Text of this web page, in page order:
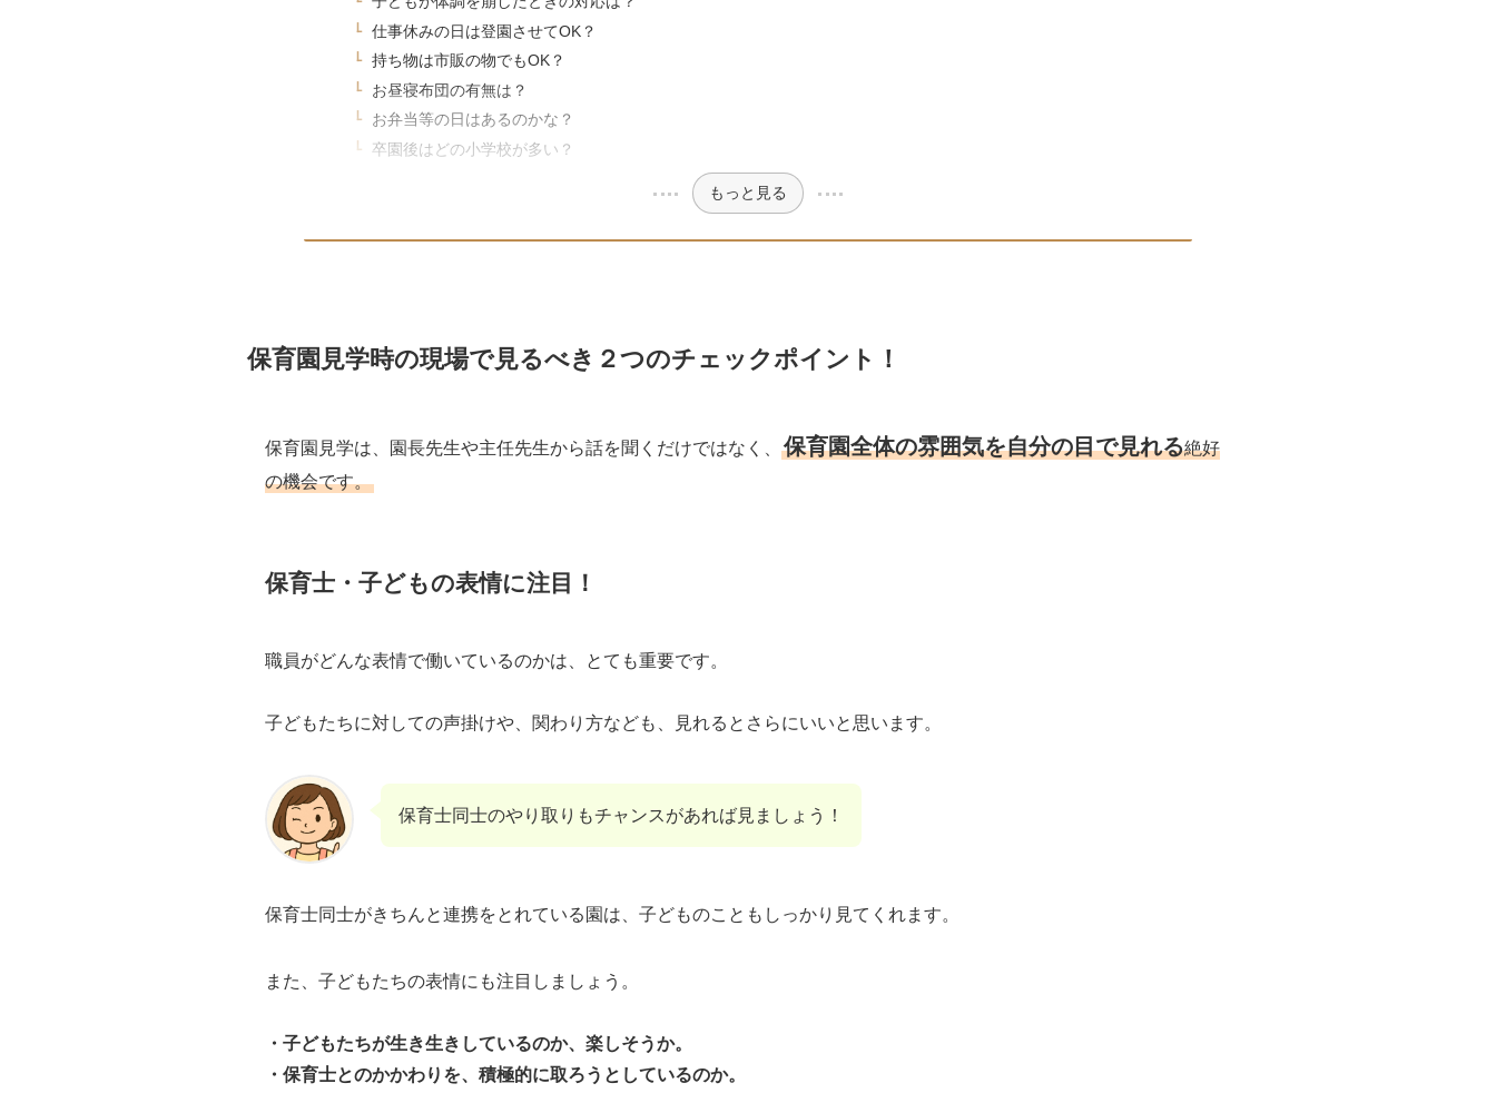
仕事休みの日は登園させてOK？
持ち物は市販の物でもOK？
お昼寝布団の有無は？
お弁当等の日はあるのかな？
卒園後はどの小学校が多い？
もっと見る
保育園見学時の現場で見るべき２つのチェックポイント！
保育園見学は、園長先生や主任先生から話を聞くだけではなく、 保育園全体の雰囲気を自分の目で見れる絶好
の機会です。
保育士・子どもの表情に注目！
職員がどんな表情で働いているのかは、とても重要です。
子どもたちに対しての声掛けや、関わり方なども、見れるとさらにいいと思います。
保育士同士のやり取りもチャンスがあれば見ましょう！
保育士同士がきちんと連携をとれている園は、子どものこともしっかり見てくれます。
また、子どもたちの表情にも注目しましょう。
・子どもたちが生き生きしているのか、楽しそうか。
・保育士とのかかわりを、積極的に取ろうとしているのか。